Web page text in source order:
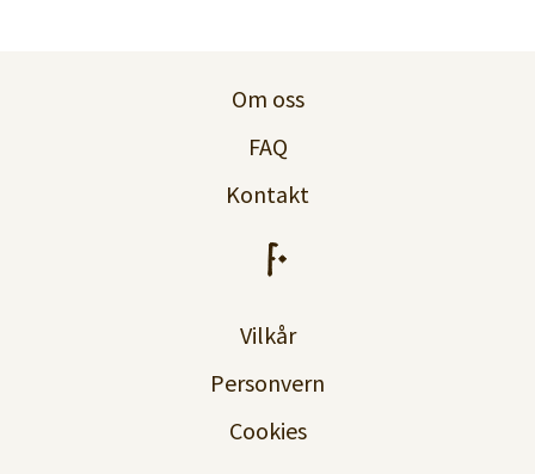
Om oss
FAQ
Kontakt
Vilkår
Personvern
Cookies